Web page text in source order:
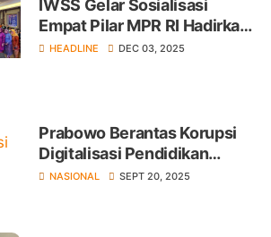
IWSS Gelar Sosialisasi
Empat Pilar MPR RI Hadirkan
Sejumlah Narasumber
HEADLINE DEC 03, 2025
Prabowo Berantas Korupsi
Digitalisasi Pendidikan
Rugikan Negara Rp 1,98
NASIONAL SEPT 20, 2025